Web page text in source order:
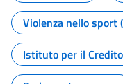
Violenza nello sport
Istituto per il